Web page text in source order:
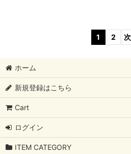
1 2 次
ホーム
新規登録はこちら
Cart
ログイン
ITEM CATEGORY